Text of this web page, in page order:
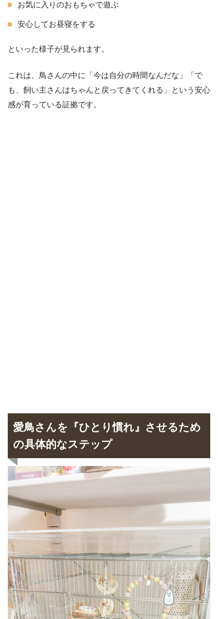
お気に入りのおもちゃで遊ぶ
安心してお昼寝をする
といった様子が見られます。
これは、鳥さんの中に「今は自分の時間なんだな」「で
も、飼い主さんはちゃんと戻ってきてくれる」という安心
感が育っている証拠です。
愛鳥さんを『ひとり慣れ』させるため
の具体的なステップ